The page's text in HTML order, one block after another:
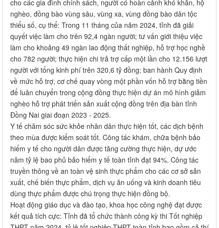
cho các gia đình chính sách, người có hoàn cảnh khó khăn, hộ
nghèo, đồng bào vùng sâu, vùng xa, vùng đồng bào dân tộc
thiểu số, cụ thể: Trong 11 tháng của năm 2024, tỉnh đã giải
quyết việc làm cho trên 92,4 ngàn người; tư vấn giới thiệu việc
làm cho khoảng 49 ngàn lao động thất nghiệp, hỗ trợ học nghề
cho 782 người; thực hiện chi trả trợ cấp một lần cho 12.156 lượt
người với tổng kinh phí trên 320,6 tỷ đồng; ban hành Quy định
về mức hỗ trợ, cơ chế quay vòng một phần vốn hỗ trợ bằng tiền
để luân chuyển trong cộng đồng thực hiện dự án mô hình giảm
nghèo hỗ trợ phát triển sản xuất cộng đồng trên địa bàn tỉnh
Đồng Nai giai đoạn 2023 - 2025.
Y tế chăm sóc sức khỏe nhân dân thực hiện tốt, các dịch bệnh
theo mùa được kiểm soát tốt. Công tác khám, chữa bệnh bảo
hiểm y tế cho người dân được tăng cường thực hiện, dự ước
năm tỷ lệ bao phủ bảo hiểm y tế toàn tỉnh đạt 94%. Công tác
truyền thông về an toàn vệ sinh thực phẩm cho các cơ sở sản
xuất, chế biến thực phẩm, dịch vụ ăn uống và kinh doanh tiêu
dùng thực phẩm được chú trọng thực hiện đồng bộ.
Hoạt động giáo dục và đào tạo, khoa học công nghệ đạt được
kết quả tích cực: Tỉnh đã tổ chức thành công kỳ thi Tốt nghiệp